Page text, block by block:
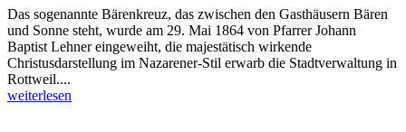
Das sogenannte Bärenkreuz, das zwischen den Gasthäusern Bären
und Sonne steht, wurde am 29. Mai 1864 von Pfarrer Johann
Baptist Lehner eingeweiht, die majestätisch wirkende
Christusdarstellung im Nazarener-Stil erwarb die Stadtverwaltung in
Rottweil....
weiterlesen